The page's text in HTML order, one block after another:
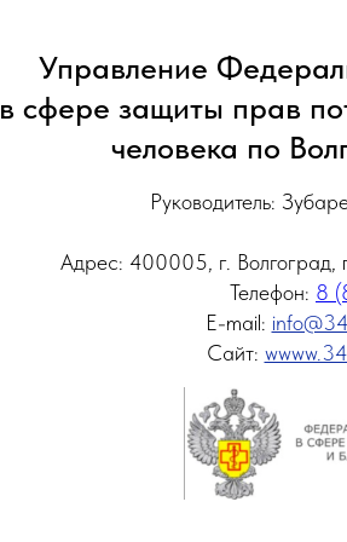
Управление
в сфере защиты прав
человека по
Руководитель:
Адрес: 400005, г.
Телефон: 8
E-mail:
Сайт: